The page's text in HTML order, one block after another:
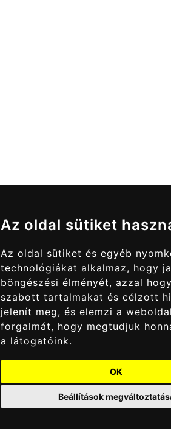
Az oldal sütiket
Az oldal sütiket és egyéb
technológiákat alkalmaz, hogy
böngészési élményét, azzal
szabott tartalmakat és célzott
jelenít meg, és elemzi a
forgalmát, hogy megtudjuk
a látogatóink.
OK
Beállítások